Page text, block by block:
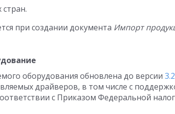
при создании документа Импорт
оборудования обновлена до версии
драйверов, в том числе с
с Приказом Федеральной